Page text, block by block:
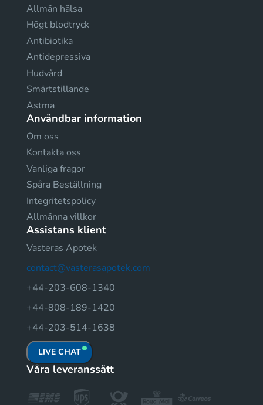
Allmän hälsa
Högt blodtryck
Antibiotika
Antidepressiva
Hudvård
Smärtstillande
Astma
Användbar information
Om oss
Kontakta oss
Vanliga fragor
Spåra Beställning
Integritetspolicy
Allmänna villkor
Assistans klient
Vasteras Apotek
contact@vasterasapotek.com
+44-203-608-1340
+44-808-189-1420
+44-203-514-1638
LIVE CHAT
Våra leveranssätt